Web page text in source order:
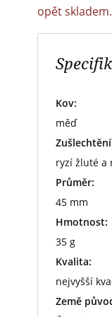
opět skladem.
Kov:
měď
ryzí žluté a
Průměr:
45 mm
Hmotnost:
35 g
Kvalita:
nejvyšší
Země